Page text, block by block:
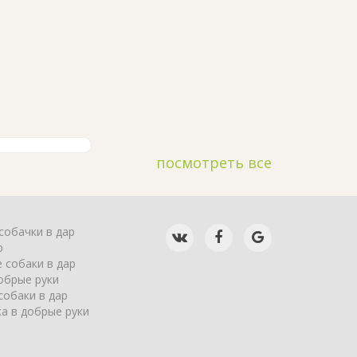
посмотреть все
в дар
собаки в дар
руки
в дар
в добрые руки